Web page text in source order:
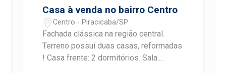
quem é agente de desenvolvimento do
mercado imobiliário de Piracicaba.
Agende sua visita.
Casa à venda no bairro Centro
Centro - Piracicaba/SP
Fachada clássica na região central.
Terreno possui duas casas, reformadas
! Casa frente: 2 dormitórios. Sala.